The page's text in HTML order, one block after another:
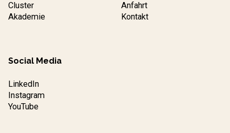
Cluster
Akademie
Anfahrt
Kontakt
Social Media
LinkedIn
Instagram
YouTube